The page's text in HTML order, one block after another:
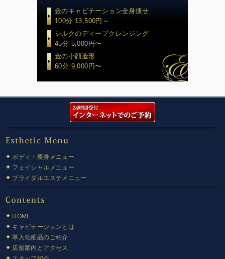
金のキャビテーション全身痩せ
100分 13,500円～
シルクのディープクレンジング
45分 5,000円〜
金の小顔造形
60分 9,000円〜
ボディ・痩身メニュー
フェイシャルメニュー
ブライダルエステメニュー
HOME
キャビテーションとは
導入化粧品のご紹介
店舗案内とアクセス